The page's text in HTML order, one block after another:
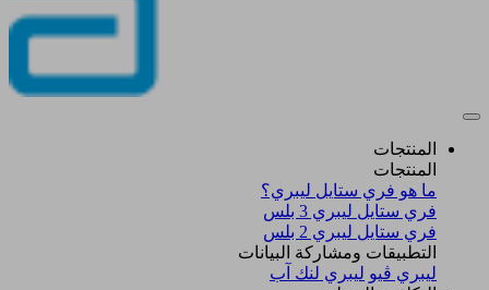
المنتجات
المنتجات
ما هو فري ستايل ليبري؟
فري ستايل ليبري 3 بلس​
فري ستايل ليبري 2 بلس​
التطبيقات ومشاركة البيانات
ليبري ڤيو ليبري لنك آب